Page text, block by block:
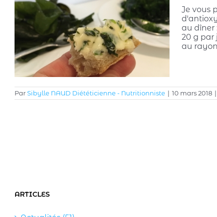
Je vous
au dîner
20 g par
au
ParSibylle NAUD Diététicienne - Nutritionniste | 10 mars 2018 |
ARTICLES